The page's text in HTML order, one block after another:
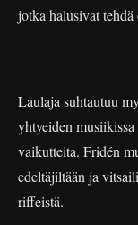
jotka halusivat tehdä
Laulaja suhtautuu
yhtyeiden
vaikutteita. Fridén
edeltäjiltään ja
riffeistä.